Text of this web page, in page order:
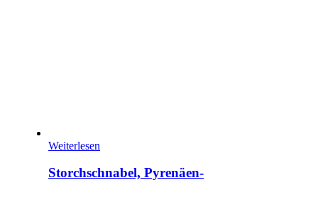
Weiterlesen
Storchschnabel, Pyrenäen-